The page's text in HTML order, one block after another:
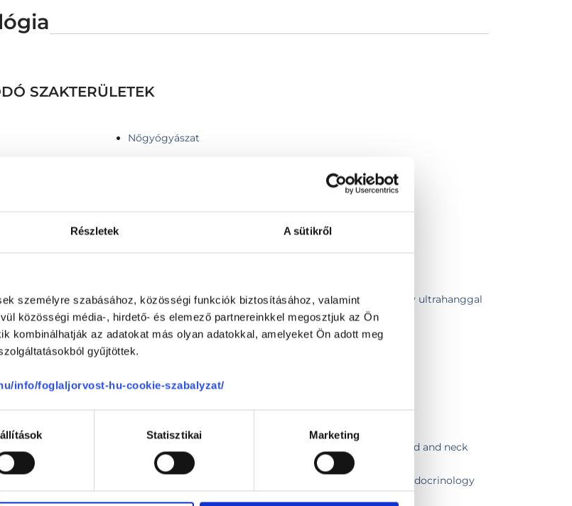
Részletek A sütikről
személyre szabásához, közösségi funkciók biztosításához, valamint
közösségi média-, hirdető- és elemező partnereinkkel megosztjuk az Ön
kombinálhatják az adatokat más olyan adatokkal, amelyeket Ön adott meg
gyűjtöttek.
info/foglaljorvost-hu-cookie-szabalyzat/
Statisztikai Marketing
SZAKTERÜLETEK
Nőgyógyászat
Komplex endokrinológiai szakorvosi vizsgálat pajzsmirigy ultrahanggal
Komplex, fej-nyak sebészeti ultrahang
Komplex pajzsmirigy vizsgálat
Kontroll vizsgálat
Külföldi páciens első vizit
Külföldi páciens kontroll
Laser thermoablation treatment of a thyroid nodule
Medical examination in English in Endocrinology + Thyroid and neck
ultrasound with medical summary in English
Medical examination in English in Internal medicine or Endocrinology
with medical summary in English